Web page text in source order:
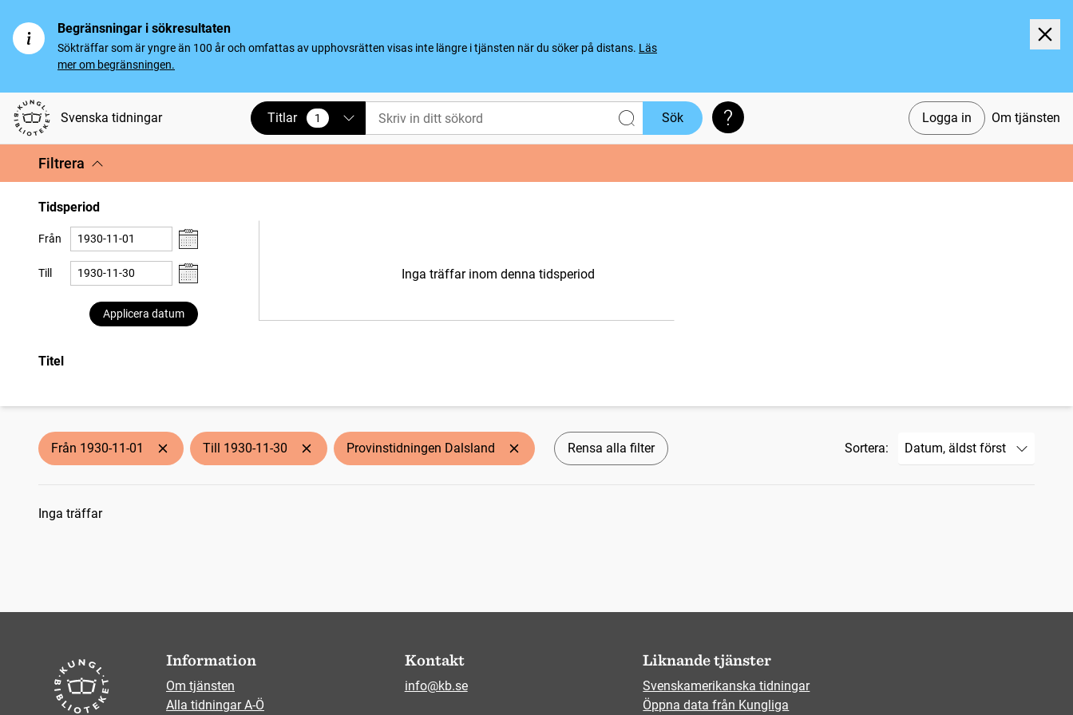
Begränsningar i sökresultaten
Sökträffar som är yngre än 100 år och omfattas av upphovsrätten visas inte längre i tjänsten när du söker på distans. Läs
mer om begränsningen.
Svenska tidningar Logga in Om tjänsten
Titlar 1
vald Sök Söktips
Filtrera
Tidsperiod
Från
Till
Applicera datum
Inga träffar inom denna tidsperiod
Titel
Från 1930-11-01 Till 1930-11-30 Provinstidningen Dalsland Rensa alla filter Sortera:
Sökresultat
Inga träffar
Information
Om tjänsten
Alla tidningar A-Ö
Kontakt
info@kb.se
Liknande tjänster
Svenskamerikanska tidningar
Öppna data från Kungliga